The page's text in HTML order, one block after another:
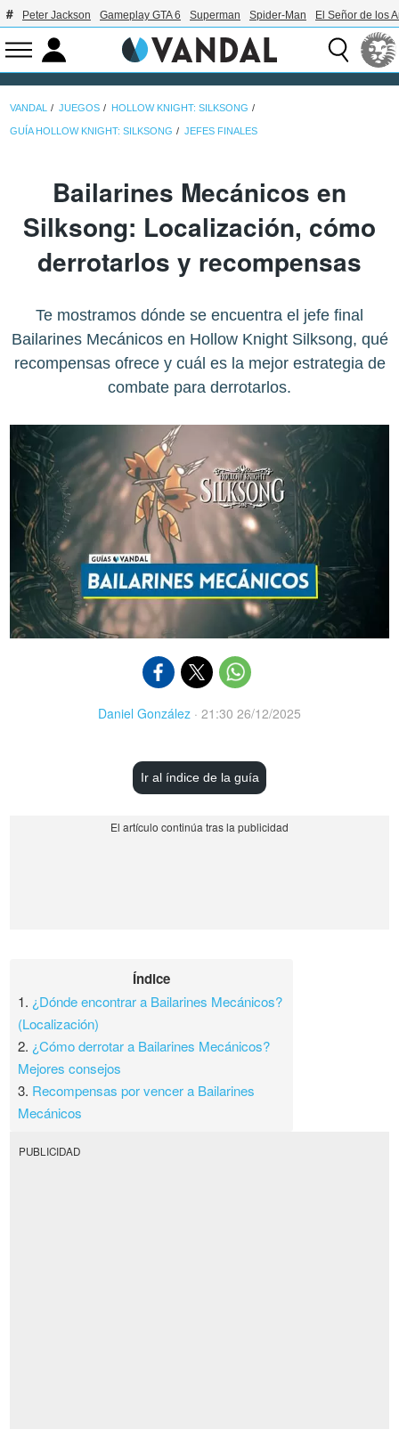
Peter Jackson Gameplay GTA 6 Superman Spider-Man El Señor de los
VANDAL JUEGOS HOLLOW KNIGHT: SILKSONG
GUÍA HOLLOW KNIGHT: SILKSONG JEFES FINALES
Bailarines Mecánicos en
Silksong: Localización, cómo
derrotarlos y recompensas
Te mostramos dónde se encuentra el jefe final
Bailarines Mecánicos en Hollow Knight Silksong, qué
recompensas ofrece y cuál es la mejor estrategia de
combate para derrotarlos.
Daniel González · 21:30 26/12/2025
Ir al índice de la guía
Índice
1. ¿Dónde encontrar a Bailarines Mecánicos?
(Localización)
2. ¿Cómo derrotar a Bailarines Mecánicos?
Mejores consejos
3. Recompensas por vencer a Bailarines
Mecánicos
PUBLICIDAD